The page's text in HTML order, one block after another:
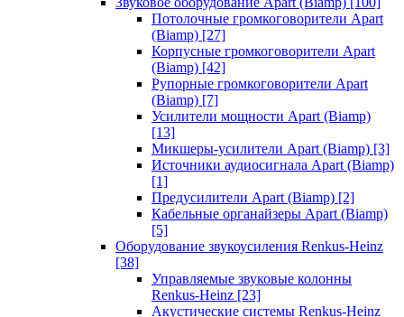
Потолочные громкоговорители Apart
(Biamp) [27]
Корпусные громкоговорители Apart
(Biamp) [42]
Рупорные громкоговорители Apart
(Biamp) [7]
Усилители мощности Apart (Biamp)
[13]
Микшеры-усилители Apart (Biamp) [3]
Источники аудиосигнала Apart (Biamp)
[1]
Предусилители Apart (Biamp) [2]
Кабельные органайзеры Apart (Biamp)
[5]
Оборудование звукоусиления Renkus-Heinz
[38]
Управляемые звуковые колонны
Renkus-Heinz [23]
Акустические системы Renkus-Heinz